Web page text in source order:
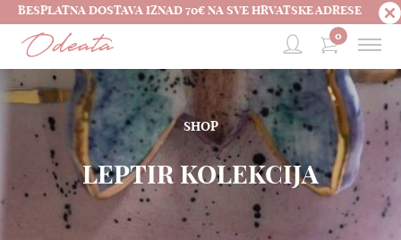
BESPLATNA DOSTAVA IZNAD 70€ NA SVE HRVATSKE ADRESE
0
SHOP
LEPTIR KOLEKCIJA